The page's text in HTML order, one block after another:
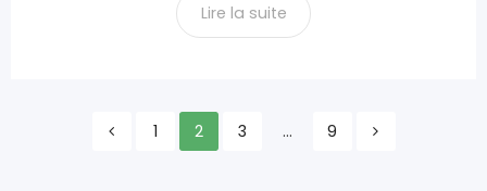
Lire la suite
Navigation1 2 3 … 9